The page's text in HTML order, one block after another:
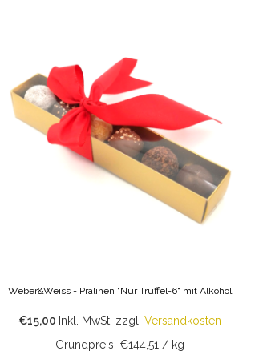
Weber&Weiss - Pralinen "Nur Trüffel-6" mit Alkohol
€15,00 Inkl. MwSt. zzgl. Versandkosten
Grundpreis: €144,51 / kg